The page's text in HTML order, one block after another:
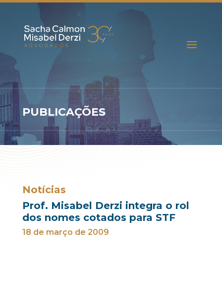
PUBLICAÇÕES
Notícias
Prof. Misabel Derzi integra o rol
dos nomes cotados para STF
18 de março de 2009